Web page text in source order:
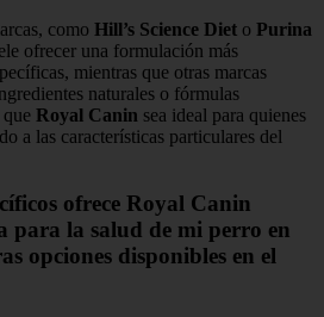
como Hill’s Science Diet o Purina
ofrecer una formulación más
mientras que otras marcas
naturales o fórmulas
Royal Canin sea ideal para quienes
a las características particulares del
ofrece Royal Canin
para la salud de mi perro en
opciones disponibles en el